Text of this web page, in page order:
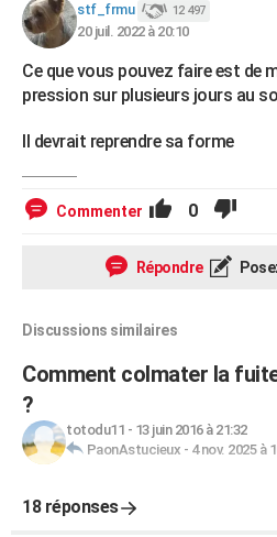
stf_frmu 12 497
20 juil. 2022 à 20:10
Ce que vous pouvez faire est de
pression sur plusieurs jours au
Il devrait reprendre sa forme
Commenter 0
Répondre
Discussions similaires
Comment colmater la
?
totodu11 - 13 juin 2016 à 21:32
PaonAstucieux - 4 nov. 2025 à
18 réponses